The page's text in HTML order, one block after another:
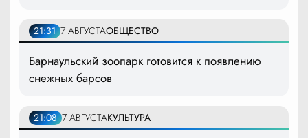
21:31 7 АВГУСТАОБЩЕСТВО
Барнаульский зоопарк готовится к появлению
снежных барсов
21:08 7 АВГУСТАКУЛЬТУРА